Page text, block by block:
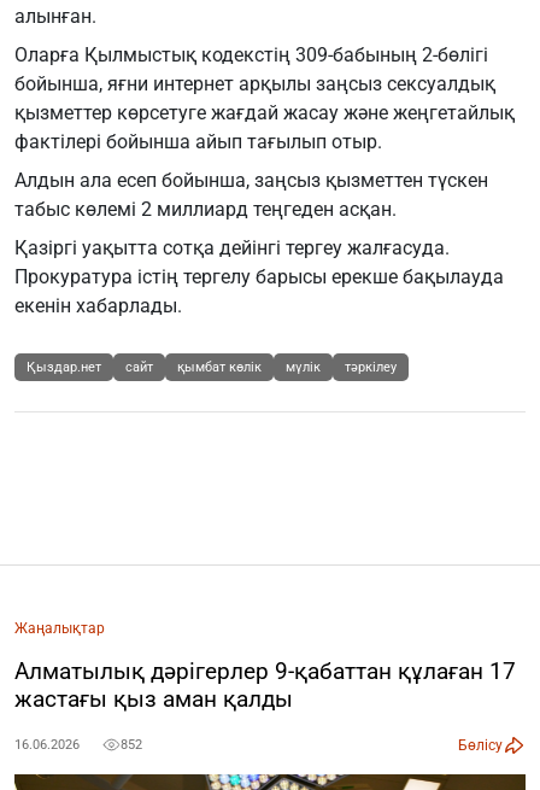
алынған.
Оларға Қылмыстық кодекстің 309-бабының 2-бөлігі
бойынша, яғни интернет арқылы заңсыз сексуалдық
қызметтер көрсетуге жағдай жасау және жеңгетайлық
фактілері бойынша айып тағылып отыр.
Алдын ала есеп бойынша, заңсыз қызметтен түскен
табыс көлемі 2 миллиард теңгеден асқан.
Қазіргі уақытта сотқа дейінгі тергеу жалғасуда.
Прокуратура істің тергелу барысы ерекше бақылауда
екенін хабарлады.
Қыздар.нет сайт қымбат көлік мүлік тәркілеу
Жаңалықтар
Алматылық дәрігерлер 9-қабаттан құлаған 17
жастағы қыз аман қалды
16.06.2026 852 Бөлісу